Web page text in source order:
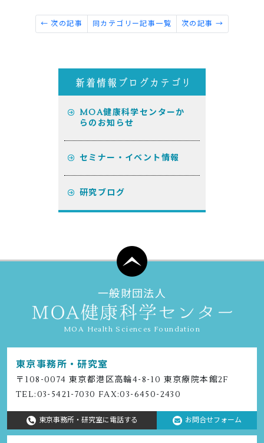
← 次の記事 同カテゴリー記事一覧 次の記事 →
MOA健康科学センターか
らのお知らせ
セミナー・イベント情報
研究ブログ
一般財団法人
MOA Health Sciences Foundation
東京事務所・研究室
〒108-0074 東京都港区⾼輪4-8-10 東京療院本館2F
TEL:03-5421-7030 FAX:03-6450-2430
東京事務所・研究室に電話する お問合せフォーム